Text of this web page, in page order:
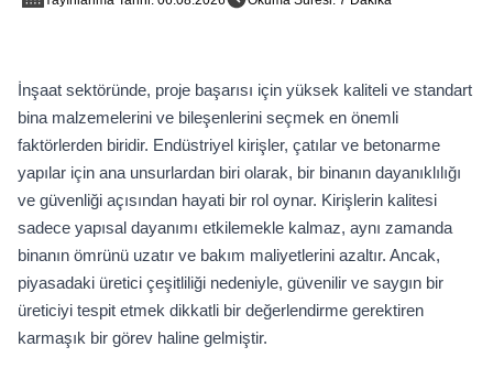
İnşaat sektöründe, proje başarısı için yüksek kaliteli ve standart
bina malzemelerini ve bileşenlerini seçmek en önemli
faktörlerden biridir. Endüstriyel kirişler, çatılar ve betonarme
yapılar için ana unsurlardan biri olarak, bir binanın dayanıklılığı
ve güvenliği açısından hayati bir rol oynar. Kirişlerin kalitesi
sadece yapısal dayanımı etkilemekle kalmaz, aynı zamanda
binanın ömrünü uzatır ve bakım maliyetlerini azaltır. Ancak,
piyasadaki üretici çeşitliliği nedeniyle, güvenilir ve saygın bir
üreticiyi tespit etmek dikkatli bir değerlendirme gerektiren
karmaşık bir görev haline gelmiştir.